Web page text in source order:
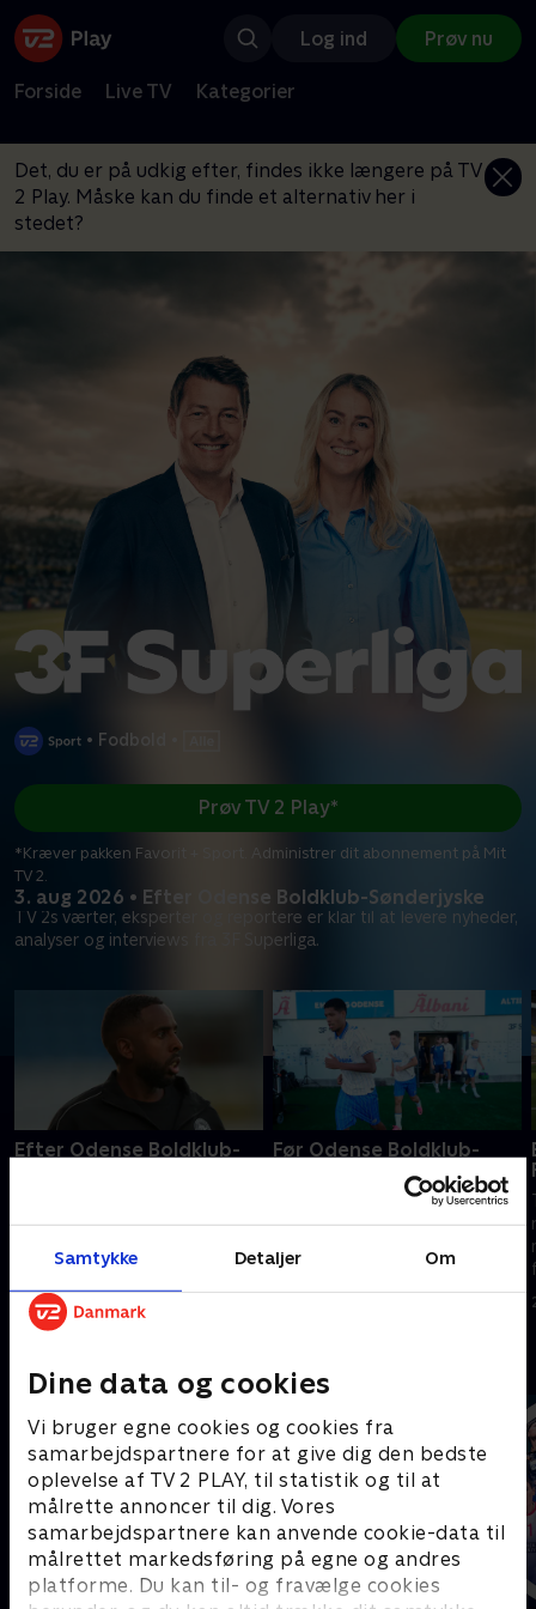
Samtykke Detaljer Om
Dine data og cookies
Vi bruger egne cookies og cookies fra
samarbejdspartnere for at give dig den bedste
oplevelse af TV 2 PLAY, til statistik og til at
målrette annoncer til dig. Vores
samarbejdspartnere kan anvende cookie-data til
målrettet markedsføring på egne og andres
platforme. Du kan til- og fravælge cookies
Log ind Prøv nu
Forside Live TV Kategorier
Det, du er på udkig efter, findes ikke længere på TV
2 Play. Måske kan du finde et alternativ her i
stedet?
• Fodbold
3. aug 2026 • Efter Odense Boldklub-Sønderjyske
TV 2s værter, eksperter og reportere er klar til at levere nyheder,
analyser og interviews fra 3F Superliga.
Prøv TV 2 Play*
*Kræver pakken Favorit + Sport. Administrer dit abonnement på Mit
TV 2.
Efter Odense Boldklub-
reportere er klar til at levere
fra 3F Superliga.
3. august 2026 • 25 min
Før Odense Boldklub-
TV 2s værter, eksperter og
reportere er klar til at levere
fra 3F Superliga.